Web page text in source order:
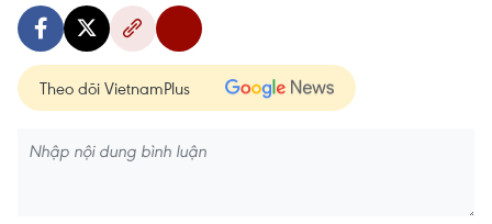
Theo dõi VietnamPlus